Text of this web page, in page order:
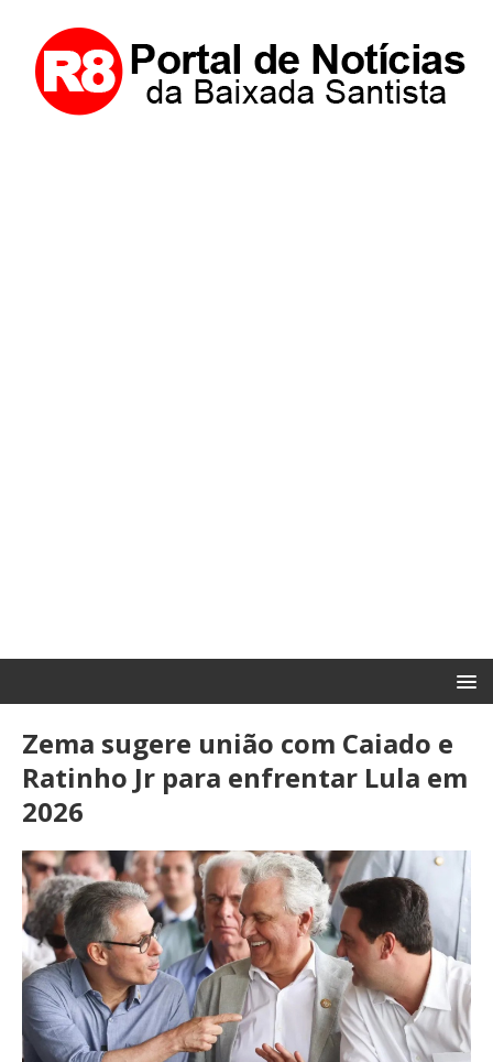
Zema sugere união com Caiado e
Ratinho Jr para enfrentar Lula em
2026